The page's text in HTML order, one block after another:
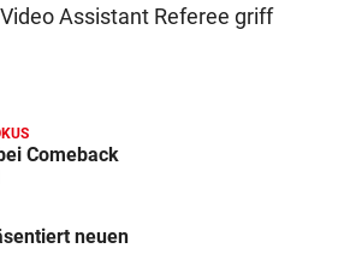
Assistant Referee griff
Comeback
neuen